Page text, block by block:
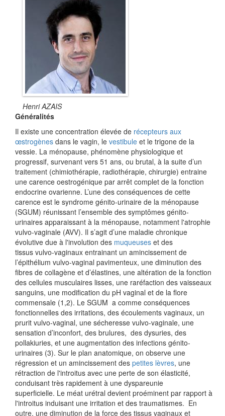
Henri AZAIS
Généralités
Il existe une concentration élevée de récepteurs aux
œstrogènes dans le vagin, le vestibule et le trigone de la
vessie. La ménopause, phénomène physiologique et
progressif, survenant vers 51 ans, ou brutal, à la suite d’un
traitement (chimiothérapie, radiothérapie, chirurgie) entraine
une carence oestrogénique par arrêt complet de la fonction
endocrine ovarienne. L’une des conséquences de cette
carence est le syndrome génito-urinaire de la ménopause
(SGUM) réunissant l’ensemble des symptômes génito-
urinaires apparaissant à la ménopause, notamment l'atrophie
vulvo-vaginale (AVV). Il s’agit d’une maladie chronique
évolutive due à l'involution des muqueuses et des
tissus vulvo-vaginaux entrainant un amincissement de
l’épithélium vulvo-vaginal pavimenteux, une diminution des
fibres de collagène et d’élastines, une altération de la fonction
des cellules musculaires lisses, une raréfaction des vaisseaux
sanguins, une modification du pH vaginal et de la flore
commensale (1,2). Le SGUM a comme conséquences
fonctionnelles des irritations, des écoulements vaginaux, un
prurit vulvo-vaginal, une sécheresse vulvo-vaginale, une
sensation d’inconfort, des brulures, des dysuries, des
pollakiuries, et une augmentation des infections génito-
urinaires (3). Sur le plan anatomique, on observe une
régression et un amincissement des petites lèvres, une
rétraction de l'introitus avec une perte de son élasticité,
conduisant très rapidement à une dyspareunie
superficielle. Le méat urétral devient proéminent par rapport à
l'introitus induisant une irritation et des traumatismes. En
outre, une diminution de la force des tissus vaginaux et